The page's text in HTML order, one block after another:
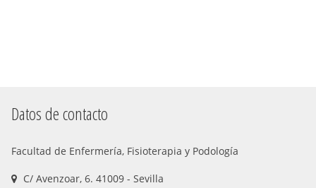
Datos de contacto
Facultad de Enfermería, Fisioterapia y Podología
C/ Avenzoar, 6. 41009 - Sevilla